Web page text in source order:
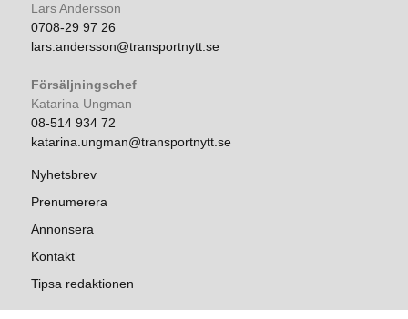
Lars Andersson
0708-29 97 26
lars.andersson@transportnytt.se
Försäljningschef
Katarina Ungman
08-514 934 72
katarina.ungman@transportnytt.se
Nyhetsbrev
Prenumerera
Annonsera
Kontakt
Tipsa redaktionen